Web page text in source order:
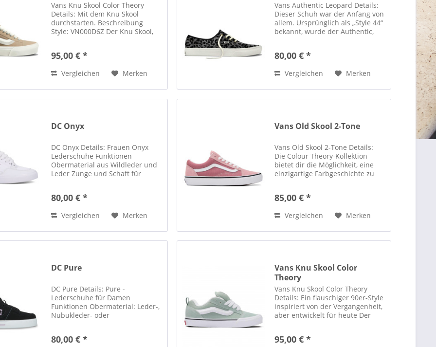
Vans Knu Skool Color Theory
Details: Mit dem Knu Skool
durchstarten. Beschreibung
Style: VN000D6Z Der Knu Skool,
und schuf etwas ganz Eigenes.
95,00 € *
Vergleichen Merken
Vans Authentic Leopard Details:
Dieser Schuh war der Anfang von
allem. Ursprünglich als „Style 44“
bekannt, wurde der Authentic,
Obermaterial und der
80,00 € *
Vergleichen Merken
DC Onyx
DC Onyx Details: Frauen Onyx
Lederschuhe Funktionen
Obermaterial aus Wildleder und
Leder Zunge und Schaft für
Optionaler Schnürsenkelschutz
80,00 € *
Vergleichen Merken
Vans Old Skool 2-Tone
Vans Old Skool 2-Tone Details:
Die Colour Theory-Kollektion
bietet dir die Möglichkeit, eine
einzigartige Farbgeschichte zu
unseren legendären Schuh-
85,00 € *
Vergleichen Merken
DC Pure
DC Pure Details: Pure -
Lederschuhe für Damen
Funktionen Obermaterial: Leder-,
Nubukleder- oder
Schuhkragen und Zunge, die für
80,00 € *
Vans Knu Skool Color
Theory
Vans Knu Skool Color Theory
Details: Ein flauschiger 90er-Style
inspiriert von der Vergangenheit,
aber entwickelt für heute Der
Stils der 90er Jahre, der durch
95,00 € *